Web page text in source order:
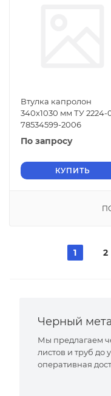
Втулка капролон
340х1030 мм ТУ 2224-
78534599-2006
По запросу
КУПИТЬ
1 2
Черный
Мы предлагаем
листов и труб до
оперативная